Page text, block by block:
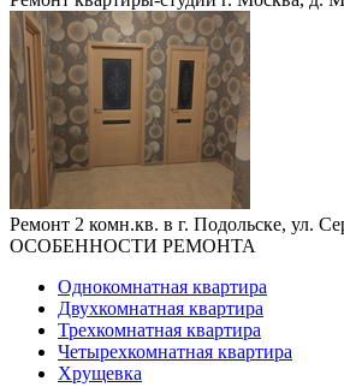
Ремонт 2 комн.кв. в г. Подольске, ул.
ОСОБЕННОСТИ РЕМОНТА
Однокомнатная квартира
Двухкомнатная квартира
Трехкомнатная квартира
Четырехкомнатная квартира
Хрущевка